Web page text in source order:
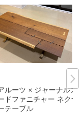
ルーツ × ジャーナルス
ドファニチャー ネクサ
テーブル